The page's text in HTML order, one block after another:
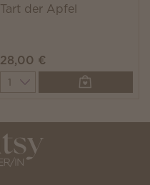
Tart der Apfel
28,00 €
Quantity